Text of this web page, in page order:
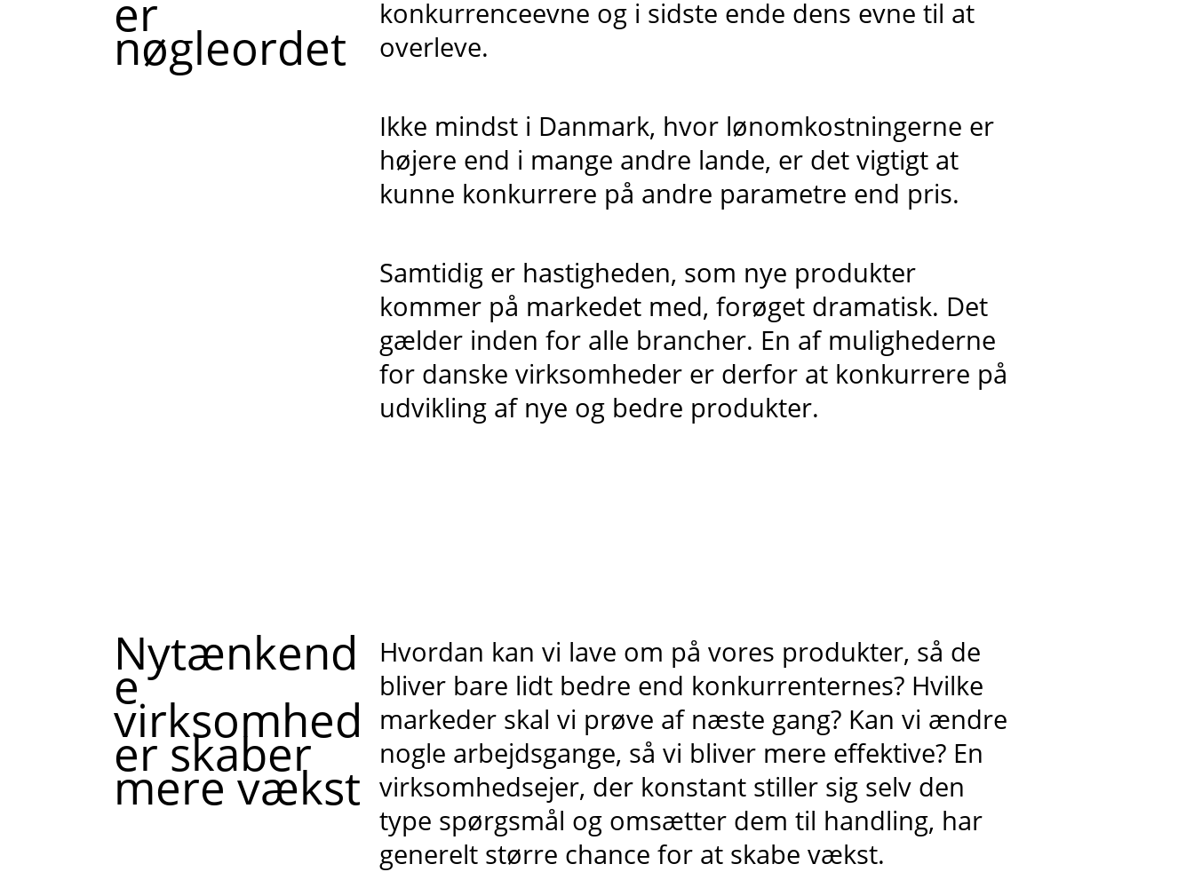
er
nøgleordet
konkurrenceevne og i sidste ende dens evne til at
overleve.
Ikke mindst i Danmark, hvor lønomkostningerne er
højere end i mange andre lande, er det vigtigt at
kunne konkurrere på andre parametre end pris.
Samtidig er hastigheden, som nye produkter
kommer på markedet med, forøget dramatisk. Det
gælder inden for alle brancher. En af mulighederne
for danske virksomheder er derfor at konkurrere på
udvikling af nye og bedre produkter.
Nytænkend
e
virksomhed
er skaber
mere vækst
Hvordan kan vi lave om på vores produkter, så de
bliver bare lidt bedre end konkurrenternes? Hvilke
markeder skal vi prøve af næste gang? Kan vi ændre
nogle arbejdsgange, så vi bliver mere effektive? En
virksomhedsejer, der konstant stiller sig selv den
type spørgsmål og omsætter dem til handling, har
generelt større chance for at skabe vækst.